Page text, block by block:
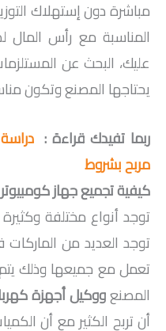
مباشرة دون إستهلاك
المناسبة مع رأس المال
عليك، البحث عن
يحتاجها المصنع وتكون
ربما تفيدك قراءة :
مربح بشروط
كيفية تجميع جهاز كومبيوتر
توجد أنواع مختلفة
توجد العديد من
تعمل مع جميعها وذلك
المصنعووكيل أجهزة
أن تربح الكثير مع أن